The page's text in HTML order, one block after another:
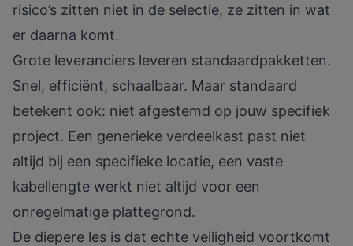
risico’s zitten niet in de selectie, ze zitten in wat
er daarna komt.
Grote leveranciers leveren standaardpakketten.
Snel, efficiënt, schaalbaar. Maar standaard
betekent ook: niet afgestemd op jouw specifiek
project. Een generieke verdeelkast past niet
altijd bij een specifieke locatie, een vaste
kabellengte werkt niet altijd voor een
onregelmatige plattegrond.
De diepere les is dat echte veiligheid voortkomt